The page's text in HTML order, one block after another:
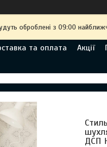
оброблені з 09:00
та оплата Акції
ДСП